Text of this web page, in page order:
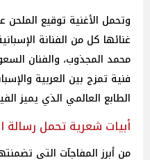
وتحمل الأغنية توقيع
غنائها كل من الفنانة
محمد المجذوب، والفنان
فنية تمزج بين العربية
الطابع العالمي الذي يميز
أبيات شعرية تحمل رسالة
من أبرز المفاجآت التي